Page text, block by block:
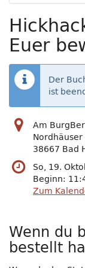
Euer
Der
ist
Am
38667 Bad
So, 19.
Beginn:
Zum
Wenn du
bestellt